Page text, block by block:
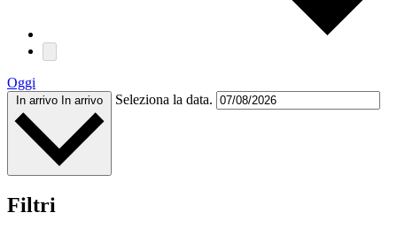
Oggi
In arrivo In arrivo Seleziona la data.
Filtri